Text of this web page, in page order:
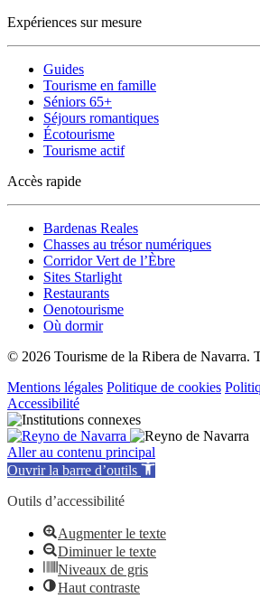
Expériences sur mesure
Guides
Tourisme en famille
Séniors 65+
Séjours romantiques
Écotourisme
Tourisme actif
Accès rapide
Bardenas Reales
Chasses au trésor numériques
Corridor Vert de l’Èbre
Sites Starlight
Restaurants
Oenotourisme
Où dormir
© 2026 Tourisme de la Ribera de Navarra.
Mentions légales Politique de cookies
Accessibilité
Aller au contenu principal
Ouvrir la barre d’outils
Outils d’accessibilité
Augmenter le texte
Diminuer le texte
Niveaux de gris
Haut contraste